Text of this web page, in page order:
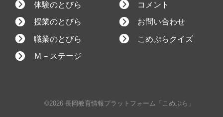
体験のとびら
授業のとびら
職業のとびら
Ｍ－ステージ
コメント
お問い合わせ
こめぷらクイズ
©2026 長岡教育情報プラットフォーム「こめぷら」